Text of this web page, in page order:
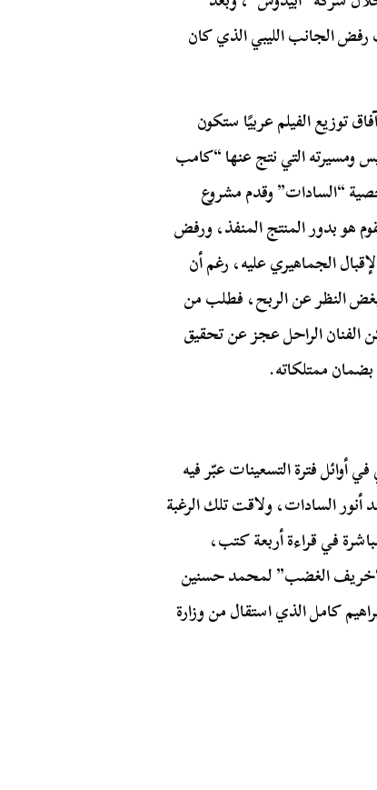
رفض الجانب الليبي الذي كان
توزيع الفيلم عربيًا ستكون
ومسيرته التي نتج عنها “كامب
“السادات” وقدم مشروع
هو بدور المنتج المنفذ، ورفض
الجماهيري عليه، رغم أن
بغض النظر عن الربح، فطلب من
الفنان الراحل عجز عن تحقيق
بضمان ممتلكاته.
أوائل فترة التسعينات عبّر فيه
السادات، ولاقت تلك الرغبة
في قراءة أربعة كتب،
الغضب” لمحمد حسنين
كامل الذي استقال من وزارة